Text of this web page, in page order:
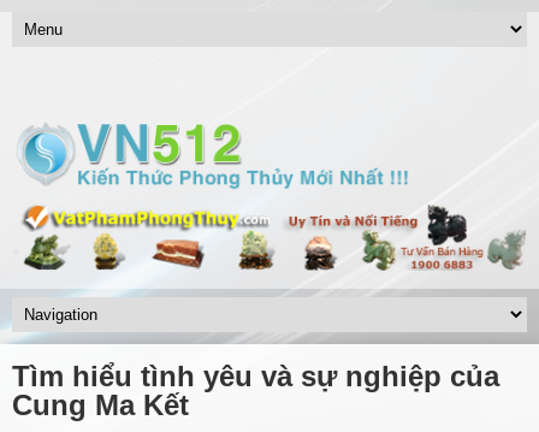
Tìm hiểu tình yêu và sự nghiệp của
Cung Ma Kết